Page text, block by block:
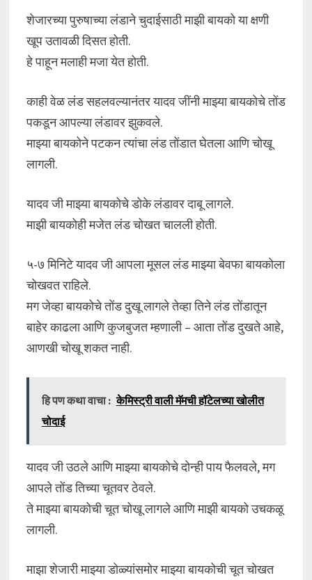
शेजारच्या पुरुषाच्या लंडाने चुदाईसाठी माझी बायको या क्षणी
खूप उतावळी दिसत होती.
हे पाहून मलाही मजा येत होती.
काही वेळ लंड सहलवल्यानंतर यादव जींनी माझ्या बायकोचे तोंड
पकडून आपल्या लंडावर झुकवले.
माझ्या बायकोने पटकन त्यांचा लंड तोंडात घेतला आणि चोखू
लागली.
यादव जी माझ्या बायकोचे डोके लंडावर दाबू लागले.
माझी बायकोही मजेत लंड चोखत चालली होती.
५-७ मिनिटे यादव जी आपला मूसल लंड माझ्या बेवफा बायकोला
चोखवत राहिले.
मग जेव्हा बायकोचे तोंड दुखू लागले तेव्हा तिने लंड तोंडातून
बाहेर काढला आणि कुजबुजत म्हणाली – आता तोंड दुखते आहे,
आणखी चोखू शकत नाही.
हि पण कथा वाचा : केमिस्ट्री वाली मॅमची हॉटेलच्या खोलीत
चोदाई
यादव जी उठले आणि माझ्या बायकोचे दोन्ही पाय फैलवले, मग
आपले तोंड तिच्या चूतवर ठेवले.
ते माझ्या बायकोची चूत चोखू लागले आणि माझी बायको उचकळू
लागली.
माझा शेजारी माझ्या डोळ्यांसमोर माझ्या बायकोची चूत चोखत